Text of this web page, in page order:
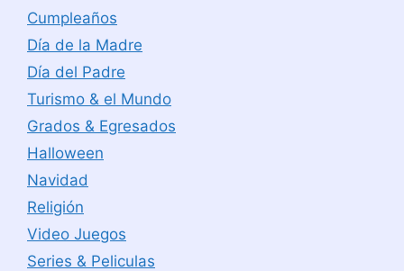
Cumpleaños
Día de la Madre
Día del Padre
Turismo & el Mundo
Grados & Egresados
Halloween
Navidad
Religión
Video Juegos
Series & Peliculas